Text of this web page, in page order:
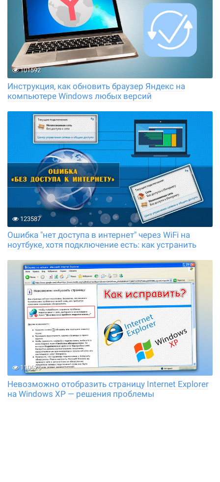
101592
Инструкция, как обновить браузер Яндекс на
компьютере Windows любых версий
123587
Ошибка "нет доступа в интернет" через WiFi на
ноутбуке, хотя подключение есть: как устранить
110625
Невозможно отобразить страницу Internet Explorer
на Windows XP — решения проблемы